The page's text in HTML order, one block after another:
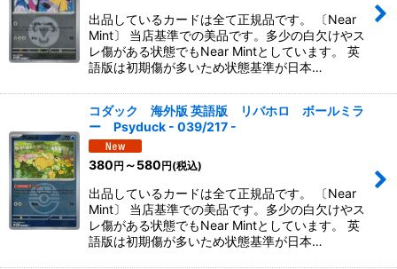
出品しているカードは全て正規品です。 〔Near
Mint〕 当店基準での美品です。多少の白欠けやス
レ傷がある状態でもNear Mintとしています。 英
語版は初期傷が多いため状態基準が日本…
コダック 海外版 英語版 リバホロ ボールミラ
ー Psyduck - 039/217 -
380円 ～580円(税込)
出品しているカードは全て正規品です。 〔Near
Mint〕 当店基準での美品です。多少の白欠けやス
レ傷がある状態でもNear Mintとしています。 英
語版は初期傷が多いため状態基準が日本…